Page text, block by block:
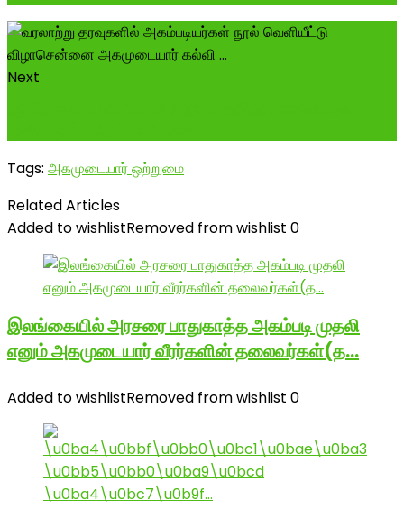
Next
Tags: அகமுடையார் ஒற்றுமை
Related Articles
Added to wishlistRemoved from wishlist 0
இலங்கையில் அரசரை பாதுகாத்த அகம்படி முதலி
எனும் அகமுடையார் வீரர்களின் தலைவர்கள்(த…
Added to wishlistRemoved from wishlist 0